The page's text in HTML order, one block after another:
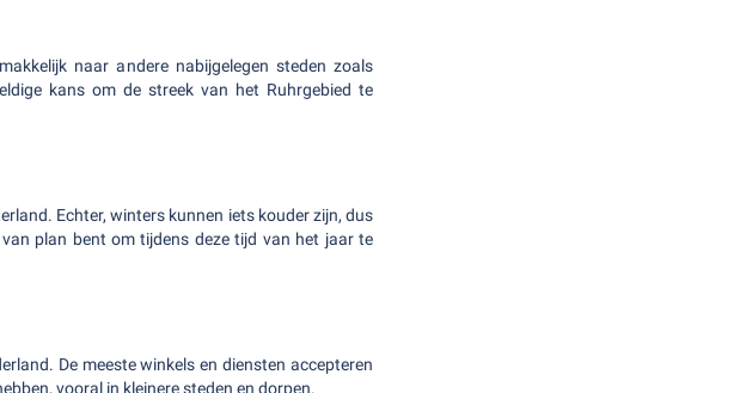
naar andere nabijgelegen steden zoals
kans om de streek van het Ruhrgebied te
Echter, winters kunnen iets kouder zijn, dus
plan bent om tijdens deze tijd van het jaar te
De meeste winkels en diensten accepteren
vooral in kleinere steden en dorpen.